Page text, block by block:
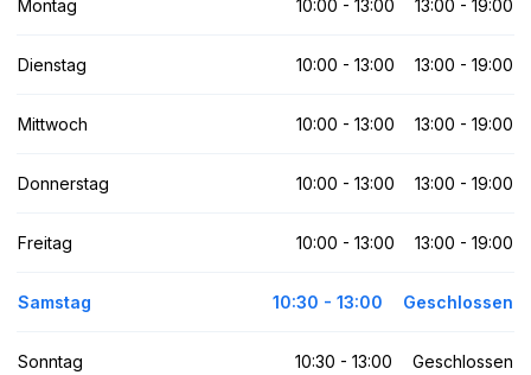
Montag 10:00 - 13:00 13:00 - 19:00
Dienstag 10:00 - 13:00 13:00 - 19:00
Mittwoch 10:00 - 13:00 13:00 - 19:00
Donnerstag 10:00 - 13:00 13:00 - 19:00
Freitag 10:00 - 13:00 13:00 - 19:00
Samstag 10:30 - 13:00 Geschlossen
Sonntag 10:30 - 13:00 Geschlossen